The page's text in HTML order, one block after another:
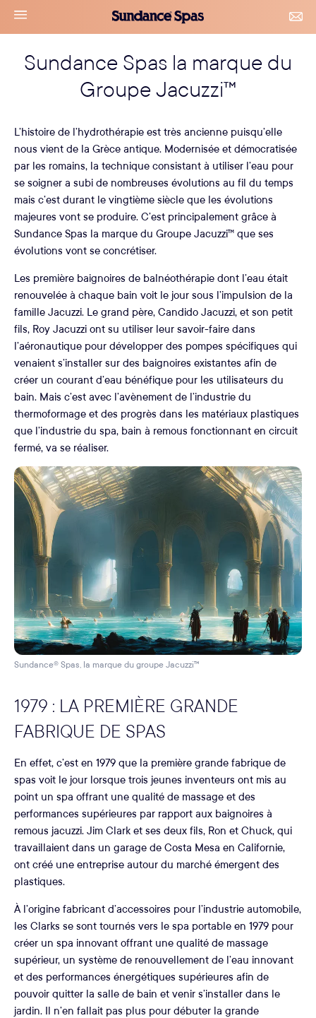
Accéder
navigation
menu
Sundance
Spas
Sundance Spas la marque du
Groupe Jacuzzi™
L’histoire de l’hydrothérapie est très ancienne puisqu’elle
nous vient de la Grèce antique. Modernisée et démocratisée
par les romains, la technique consistant à utiliser l’eau pour
se soigner a subi de nombreuses évolutions au fil du temps
mais c’est durant le vingtième siècle que les évolutions
majeures vont se produire. C’est principalement grâce à
Sundance Spas la marque du Groupe Jacuzzi™ que ses
évolutions vont se concrétiser.
Les première baignoires de balnéothérapie dont l’eau était
renouvelée à chaque bain voit le jour sous l’impulsion de la
famille Jacuzzi. Le grand père, Candido Jacuzzi, et son petit
fils, Roy Jacuzzi ont su utiliser leur savoir-faire dans
l’aéronautique pour développer des pompes spécifiques qui
venaient s’installer sur des baignoires existantes afin de
créer un courant d’eau bénéfique pour les utilisateurs du
bain. Mais c’est avec l’avènement de l’industrie du
thermoformage et des progrès dans les matériaux plastiques
que l’industrie du spa, bain à remous fonctionnant en circuit
fermé, va se réaliser.
Sundance® Spas, la marque du groupe Jacuzzi™
1979 : LA PREMIÈRE GRANDE
FABRIQUE DE SPAS
En effet, c’est en 1979 que la première grande fabrique de
spas voit le jour lorsque trois jeunes inventeurs ont mis au
point un spa offrant une qualité de massage et des
performances supérieures par rapport aux baignoires à
remous jacuzzi. Jim Clark et ses deux fils, Ron et Chuck, qui
travaillaient dans un garage de Costa Mesa en Californie,
ont créé une entreprise autour du marché émergent des
plastiques.
À l’origine fabricant d’accessoires pour l’industrie automobile,
les Clarks se sont tournés vers le spa portable en 1979 pour
créer un spa innovant offrant une qualité de massage
supérieur, un système de renouvellement de l’eau innovant
et des performances énergétiques supérieures afin de
pouvoir quitter la salle de bain et venir s’installer dans le
jardin. Il n’en fallait pas plus pour débuter la grande